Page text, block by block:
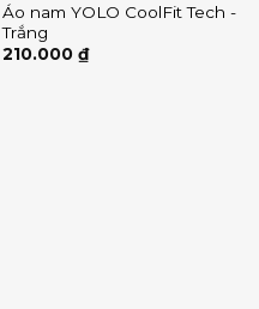
Áo nam YOLO CoolFit Tech -
Trắng
210.000 ₫